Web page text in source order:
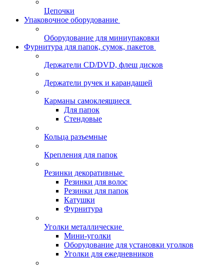
Цепочки
Упаковочное оборудование
Оборудование для миниупаковки
Фурнитура для папок, сумок, пакетов
Держатели CD/DVD, флеш дисков
Держатели ручек и карандашей
Карманы самоклеящиеся
Для папок
Стендовые
Кольца разъемные
Крепления для папок
Резинки декоративные
Резинки для волос
Резинки для папок
Катушки
Фурнитура
Уголки металлические
Мини-уголки
Оборудование для установки уголков
Уголки для ежедневников